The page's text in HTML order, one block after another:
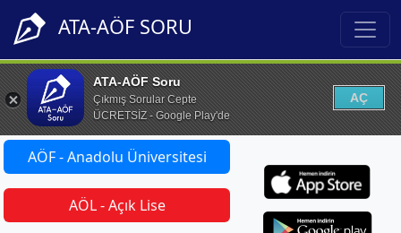
ATA-AÖF SORU
ATA-AÖF Soru
Çıkmış Sorular Cepte
ÜCRETSİZ - Google Play'de
AÇ
AÖF - Anadolu Üniversitesi
AÖL - Açık Lise